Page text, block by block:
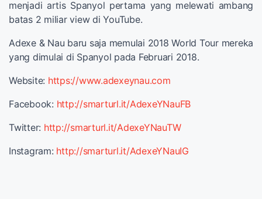
menjadi artis Spanyol pertama yang melewati ambang
batas 2 miliar view di YouTube.
Adexe & Nau baru saja memulai 2018 World Tour mereka
yang dimulai di Spanyol pada Februari 2018.
Website: https://www.adexeynau.com
Facebook: http://smarturl.it/AdexeYNauFB
Twitter: http://smarturl.it/AdexeYNauTW
Instagram: http://smarturl.it/AdexeYNauIG